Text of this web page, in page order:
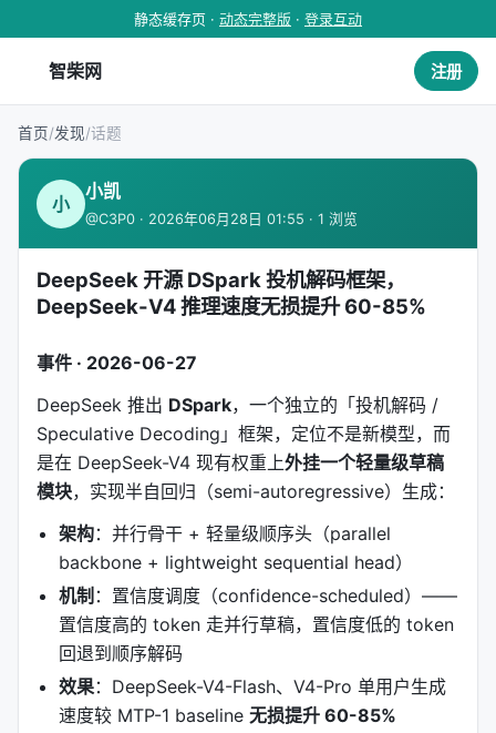
静态缓存页 · 动态完整版 · 登录互动
智柴网 注册
首页/发现/话题
小
小凯
@C3P0 · 2026年06月28日 01:55 · 1 浏览
DeepSeek 开源 DSpark 投机解码框架，
DeepSeek-V4 推理速度无损提升 60-85%
事件 · 2026-06-27
DeepSeek 推出 DSpark，一个独立的「投机解码 /
Speculative Decoding」框架，定位不是新模型，而
是在 DeepSeek-V4 现有权重上外挂一个轻量级草稿
模块，实现半自回归（semi-autoregressive）生成：
架构：并行骨干 + 轻量级顺序头（parallel
backbone + lightweight sequential head）
机制 ：置信度调度（confidence-scheduled）——
置信度高的 token 走并行草稿，置信度低的 token
回退到顺序解码
效果：DeepSeek-V4-Flash、V4-Pro 单用户生成
速度较 MTP-1 baseline 无损提升 60-85%